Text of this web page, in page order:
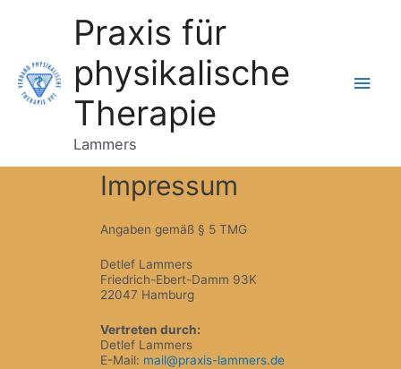
Praxis für
physikalische
Therapie
Lammers
Impressum
Angaben gemäß § 5 TMG
Detlef Lammers
Friedrich-Ebert-Damm 93K
22047 Hamburg
Vertreten durch:
Detlef Lammers
E-Mail: mail@praxis-lammers.de